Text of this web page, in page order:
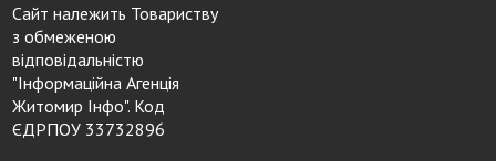
Сайт належить Товариству
з обмеженою
відповідальністю
"Інформаційна Агенція
Житомир Інфо". Код
ЄДРПОУ 33732896